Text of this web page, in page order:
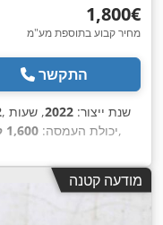
‏1,800 ‏€
מחיר קבוע בתוספת מע"מ
התקשר
, שנת ייצור: 2022, שעות
, יכולת העמסה: 1,600 ק"ג ,
מודעה קטנה